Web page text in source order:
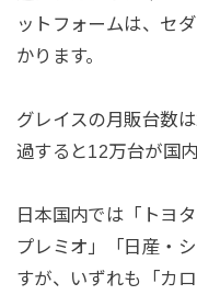
ットフォームは、セ
かります。
グレイスの月販台数
過すると12万台が国
日本国内では「トヨ
プレミオ」「日産・
すが、いずれも「カ